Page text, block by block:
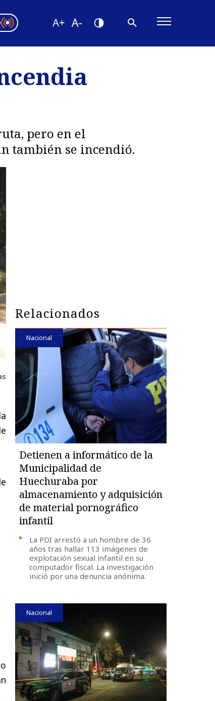
pero en el
también se incendió.
Relacionados
Nacional
Detienen a informático de la
Municipalidad de
Huechuraba por
almacenamiento y adquisición
de material pornográfico
infantil
La PDI arrestó a un hombre de 36
años tras hallar 113 imágenes de
explotación sexual infantil en su
computador fiscal. La investigación
inició por una denuncia anónima.
Nacional